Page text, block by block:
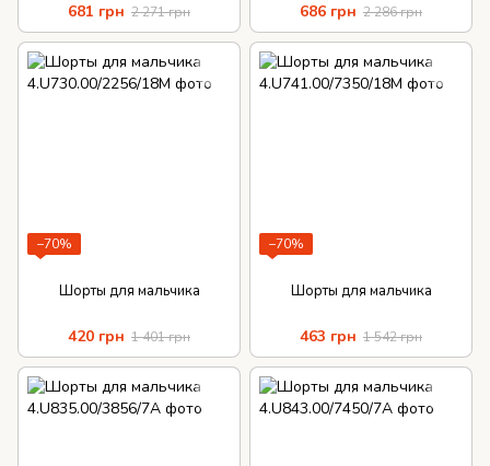
681 грн 2 271 грн 686 грн 2 286 грн
−70%
Шорты для мальчика
420 грн 1 401 грн
−70%
Шорты для мальчика
463 грн 1 542 грн